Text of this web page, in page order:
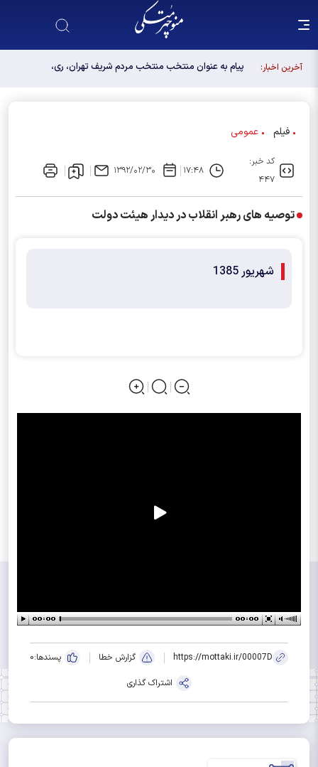
آخرین اخبار:
پیام به عنوان منتخب منتخب مردم شریف تهران، ری،
فیلم عمومی
کد خبر:
۴۴۷
۱۷:۴۸ ۱۳۹۲/۰۲/۳۰
توصیه های رهبر انقلاب در دیدار هیئت دولت
شهریور 1385
https://mottaki.ir/00007D گزارش خطا پسندها:0
اشتراک گذاری